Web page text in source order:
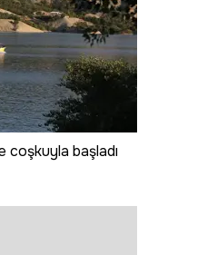
coşkuyla başladı